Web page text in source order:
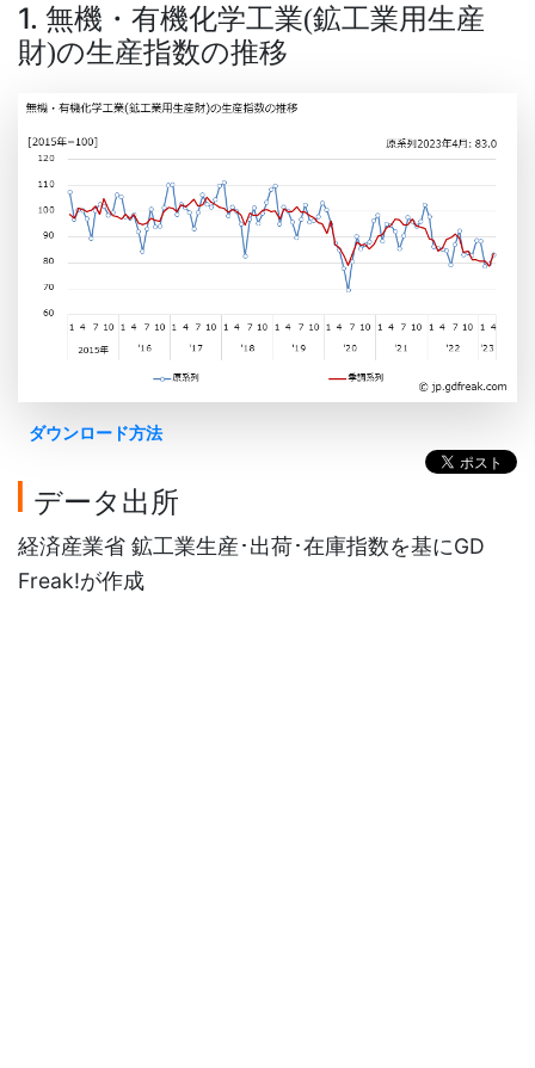
1. 無機・有機化学工業(鉱工業用生産
財)の生産指数の推移
ダウンロード方法
データ出所
経済産業省 鉱工業生産･出荷･在庫指数を基にGD
Freak!が作成